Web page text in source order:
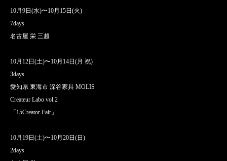
10月9日(水)〜10月15日(火)
7days
名古屋 栄 三越
10月12日(土)〜10月14日(月 祝)
3days
愛知県 東海市 深谷家具 MOLIS
Createur Labo vol.2
「15Creator Fair」
10月19日(土)〜10月20日(日)
2days